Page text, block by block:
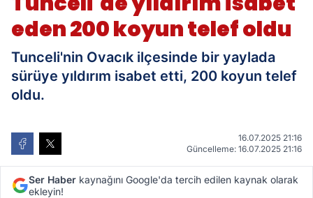
eden 200 koyun telef oldu
Tunceli'nin Ovacık ilçesinde bir yaylada
sürüye yıldırım isabet etti, 200 koyun telef
oldu.
16.07.2025 21:16
Güncelleme: 16.07.2025 21:16
Ser Haber kaynağını Google'da tercih edilen kaynak olarak
ekleyin!